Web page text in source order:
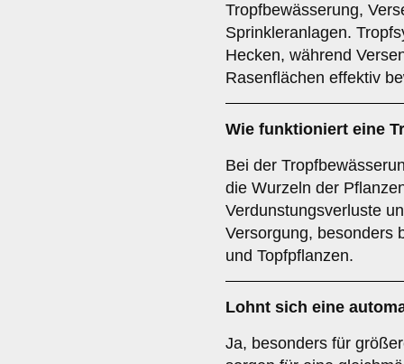
Tropfbewässerung,
Sprinkleranlagen.
Hecken, während
Rasenflächen effektiv
Wie funktioniert eine
Bei der
die Wurzeln der
Verdunstungsverluste
Versorgung, besonders
und Topfpflanzen.
Lohnt sich eine
Ja, besonders für